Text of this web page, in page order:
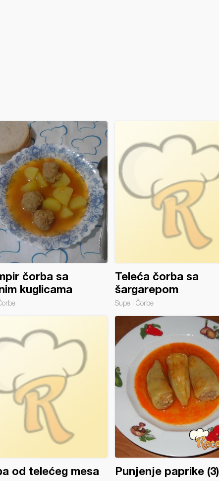
čorba sa
kuglicama
Teleća čorba sa
šargarepom
Supe i Čorbe
od telećeg mesa
Punjenje paprike (3)